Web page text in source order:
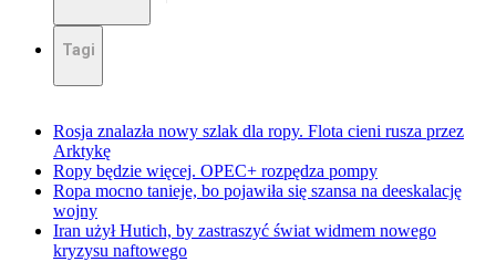
Tagi
Rosja znalazła nowy szlak dla ropy. Flota cieni rusza przez
Arktykę
Ropy będzie więcej. OPEC+ rozpędza pompy
Ropa mocno tanieje, bo pojawiła się szansa na deeskalację
wojny
Iran użył Hutich, by zastraszyć świat widmem nowego
kryzysu naftowego